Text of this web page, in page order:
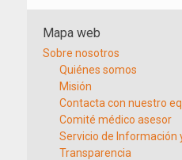
Mapa web
Sobre nosotros
Quiénes somos
Misión
Contacta con nuestro
Comité médico asesor
Servicio de Información
Transparencia